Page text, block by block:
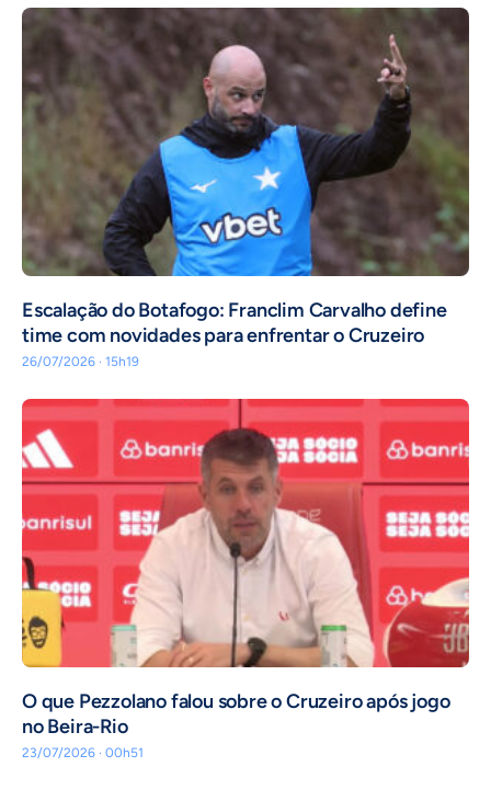
Escalação do Botafogo: Franclim Carvalho define
time com novidades para enfrentar o Cruzeiro
26/07/2026 · 15h19
O que Pezzolano falou sobre o Cruzeiro após jogo
no Beira-Rio
23/07/2026 · 00h51